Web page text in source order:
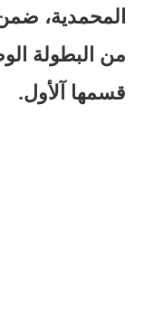
المحمدية،
من البطولة
قسمها آلأول.